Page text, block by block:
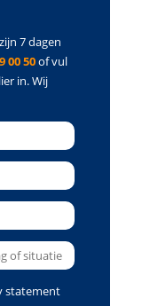
7 dagen
00 50of vul
in. Wij
statement